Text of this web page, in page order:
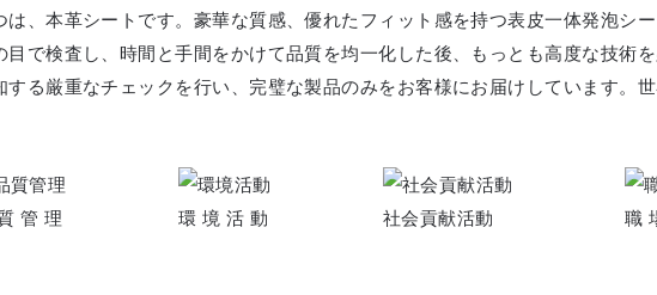
、本革シートです。豪華な質感、優れたフィット感を持つ表皮一体発泡シ
で検査し、時間と手間をかけて品質を均一化した後、もっとも高度な技術
る厳重なチェックを行い、完璧な製品のみをお客様にお届けしています。
管 理 環 境 活 動 社会貢献活動 職